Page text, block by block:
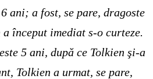
ani; a fost, se pare, dragoste
început imediat s-o curteze.
5 ani, după ce Tolkien şi-a
Tolkien a urmat, se pare,